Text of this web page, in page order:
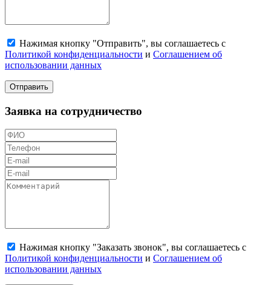
Нажимая кнопку "Отправить", вы соглашаетесь с
Политикой конфиденциальности и Соглашением об
использовании данных
Отправить
Заявка на сотрудничество
Нажимая кнопку "Заказать звонок", вы соглашаетесь с
Политикой конфиденциальности и Соглашением об
использовании данных